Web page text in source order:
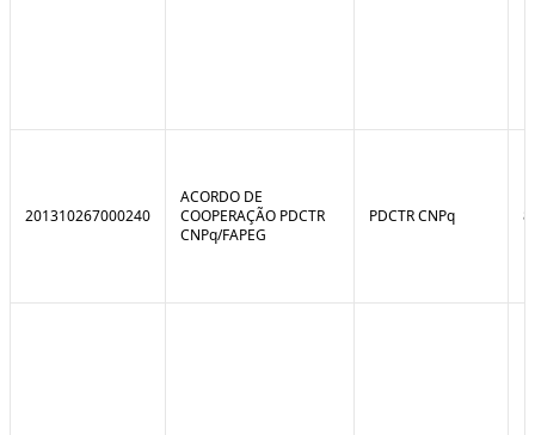
201310267000240
ACORDO DE
COOPERAÇÃO PDCTR
CNPq/FAPEG
PDCTR CNPq